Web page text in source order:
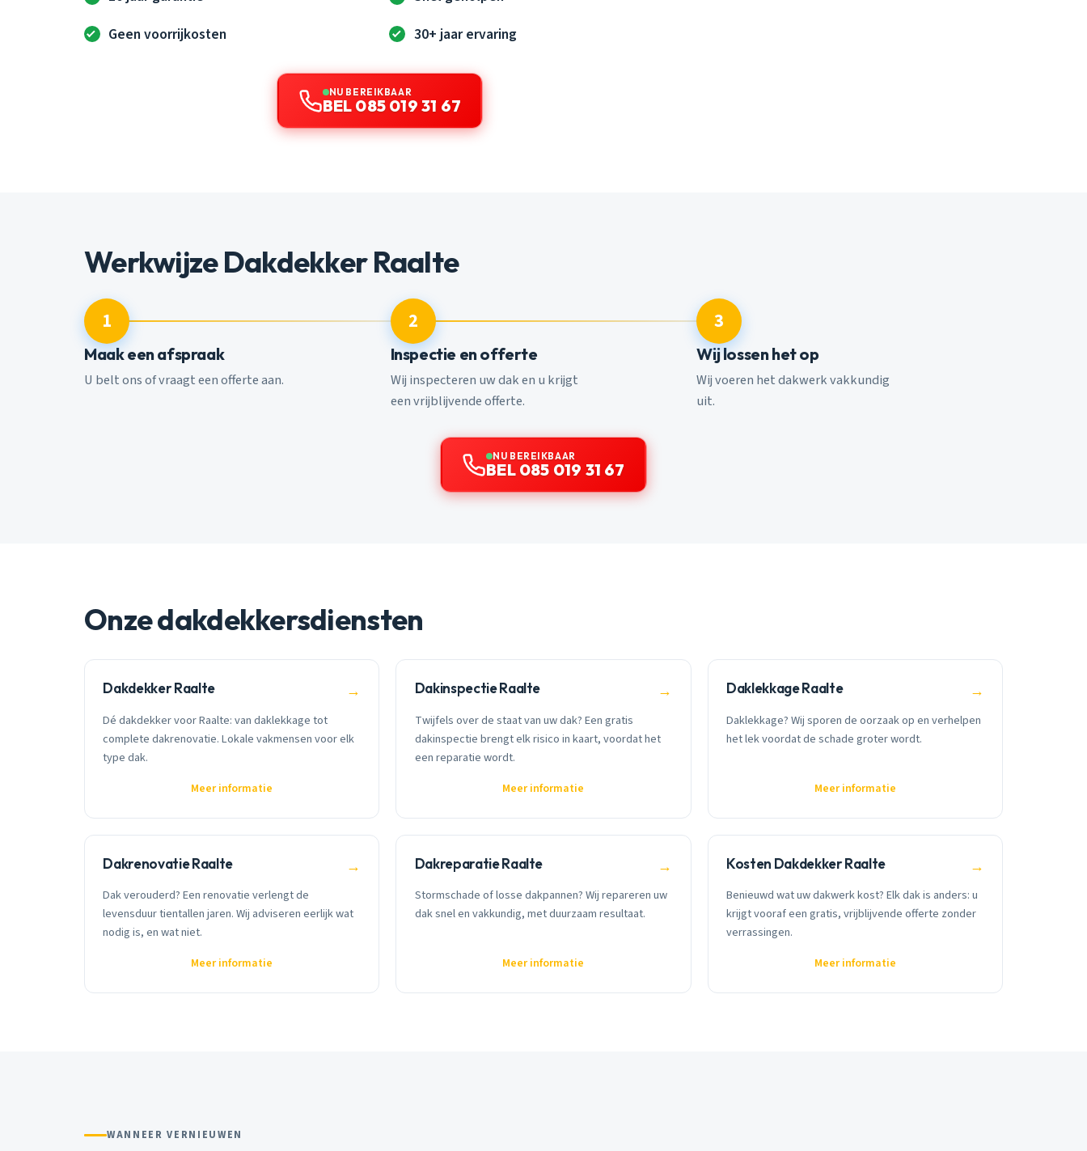
Geen voorrijkosten
30+ jaar ervaring
NU BEREIKBAAR
BEL 085 019 31 67
Werkwijze Dakdekker Raalte
1
Maak een afspraak
U belt ons of vraagt een offerte aan.
2
Inspectie en offerte
Wij inspecteren uw dak en u krijgt
een vrijblijvende offerte.
3
Wij lossen het op
Wij voeren het dakwerk vakkundig
uit.
NU BEREIKBAAR
BEL 085 019 31 67
Onze dakdekkersdiensten
Dakdekker Raalte →
Dé dakdekker voor Raalte: van daklekkage tot
complete dakrenovatie. Lokale vakmensen voor elk
type dak.
Meer informatie
Dakinspectie Raalte →
Twijfels over de staat van uw dak? Een gratis
dakinspectie brengt elk risico in kaart, voordat het
een reparatie wordt.
Meer informatie
Daklekkage Raalte →
Daklekkage? Wij sporen de oorzaak op en verhelpen
het lek voordat de schade groter wordt.
Meer informatie
Dakrenovatie Raalte →
Dak verouderd? Een renovatie verlengt de
levensduur tientallen jaren. Wij adviseren eerlijk wat
nodig is, en wat niet.
Meer informatie
Dakreparatie Raalte →
Stormschade of losse dakpannen? Wij repareren uw
dak snel en vakkundig, met duurzaam resultaat.
Meer informatie
Kosten Dakdekker Raalte →
Benieuwd wat uw dakwerk kost? Elk dak is anders: u
krijgt vooraf een gratis, vrijblijvende offerte zonder
verrassingen.
Meer informatie
WANNEER VERNIEUWEN